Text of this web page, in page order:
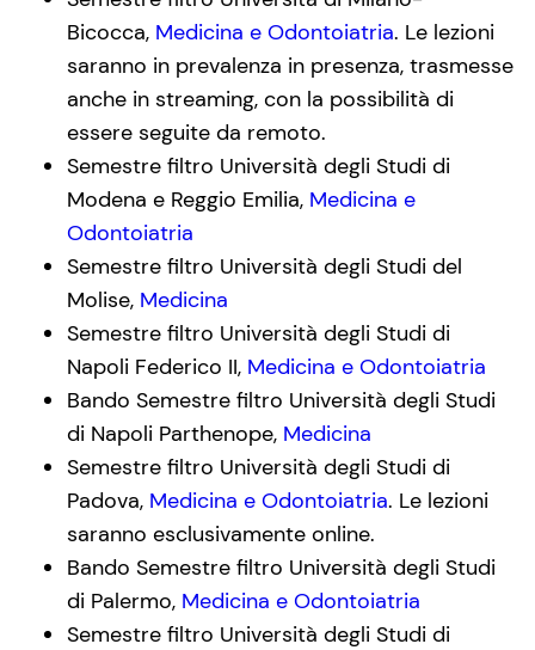
Bicocca, Medicina e Odontoiatria. Le lezioni
saranno in prevalenza in presenza, trasmesse
anche in streaming, con la possibilità di
essere seguite da remoto.
Semestre filtro Università degli Studi di
Modena e Reggio Emilia, Medicina e
Odontoiatria
Semestre filtro Università degli Studi del
Molise, Medicina
Semestre filtro Università degli Studi di
Napoli Federico II, Medicina e Odontoiatria
Bando Semestre filtro Università degli Studi
di Napoli Parthenope, Medicina
Semestre filtro Università degli Studi di
Padova, Medicina e Odontoiatria. Le lezioni
saranno esclusivamente online.
Bando Semestre filtro Università degli Studi
di Palermo, Medicina e Odontoiatria
Semestre filtro Università degli Studi di